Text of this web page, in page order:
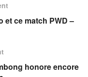
et ce match PWD –
honore encore